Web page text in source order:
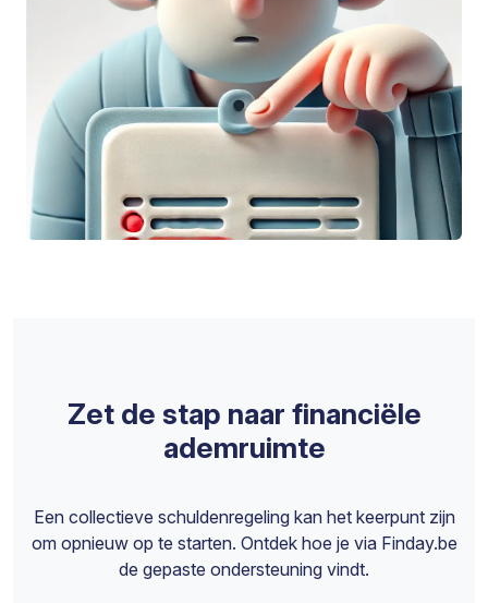
Zet de stap naar financiële
ademruimte
Een collectieve schuldenregeling kan het keerpunt zijn
om opnieuw op te starten. Ontdek hoe je via Finday.be
de gepaste ondersteuning vindt.